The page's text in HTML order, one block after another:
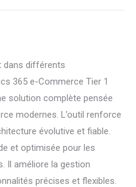
dans différents
365 e-Commerce Tier 1
solution complète pensée
modernes. L’outil renforce
évolutive et fiable.
et optimisée pour les
Il améliore la gestion
précises et flexibles.